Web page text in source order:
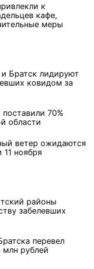
к
кафе,
меры
Братск лидируют
ковидом за
поставили 70%
области
ветер ожидаются
ноября
районы
забелевших
перевел
рублей